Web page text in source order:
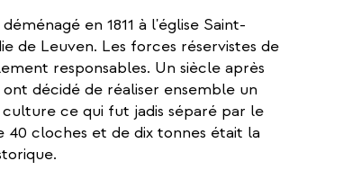
en 1811 à l'église Saint-
de Leuven. Les forces réservistes de
responsables. Un siècle après
décidé de réaliser ensemble un
culture ce qui fut jadis séparé par le
40 cloches et de dix tonnes était la